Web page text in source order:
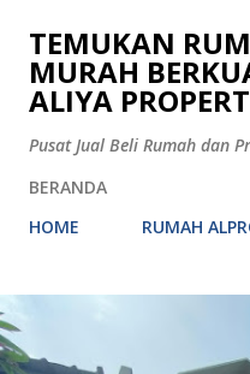
Langsung
TEMUKAN
MURAH
ALIYA
Pusat Jual Beli Rumah dan
BERANDA
HOME
RUMAH